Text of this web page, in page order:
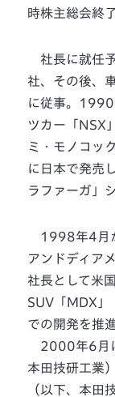
時株主総会終
社長に就任
社、その後、
に従事。1990
ツカー「NSX
ミ・モノコッ
に日本で発売
ラファーガ」
1998年4月
アンドディア
社長として米
SUV「MDX
での開発を推
2000年6月に
本田技研工業
（以下、本田